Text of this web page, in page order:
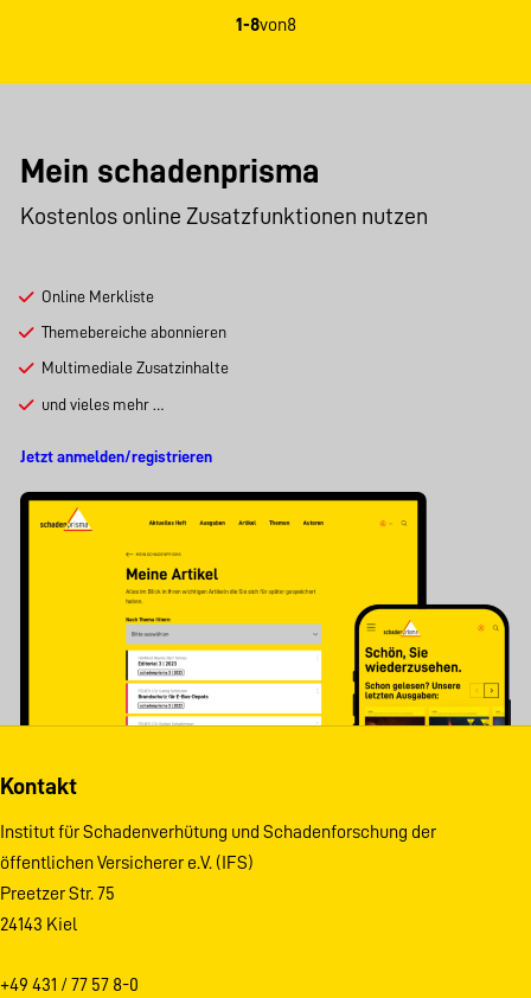
1-8von8
Mein schadenprisma
Kostenlos online Zusatzfunktionen nutzen
Online Merkliste
Themebereiche abonnieren
Multimediale Zusatzinhalte
und vieles mehr …
Jetzt anmelden/registrieren
Kontakt
Institut für Schadenverhütung und Schadenforschung der
öffentlichen Versicherer e.V. (IFS)
Preetzer Str. 75
24143 Kiel
+49 431 / 77 57 8-0